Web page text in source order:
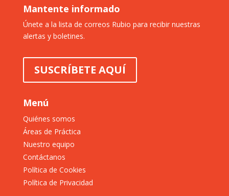
Mantente informado
Únete a la lista de correos Rubio para recibir nuestras
alertas y boletines.
SUSCRÍBETE AQUÍ
Menú
Quiénes somos
Áreas de Práctica
Nuestro equipo
Contáctanos
Política de Cookies
Política de Privacidad